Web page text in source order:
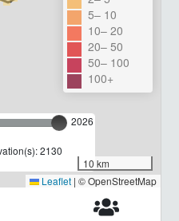
2026
2130
5– 10
10– 20
20– 50
50– 100
100+
10 km
Leaflet | © OpenStreetMap